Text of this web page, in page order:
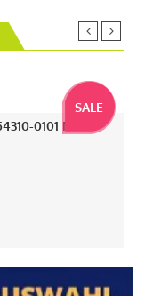
SALE
0101 Mit